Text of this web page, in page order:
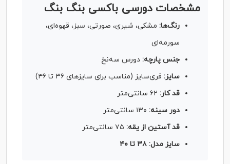
مشخصات دورسی باکسی بنگ بنگ
رنگ‌ها: مشکی، شیری، صورتی، سبز، قهوه‌ای،
سورمه‌ای
جنس پارچه: دورس سه‌نخ
سایز: فری‌سایز (مناسب برای سایزهای ۳۶ تا ۴۶)
قد کار:
دور سینه:
قد آستین از یقه:
سایز مدل: ۳۸ تا ۴۰